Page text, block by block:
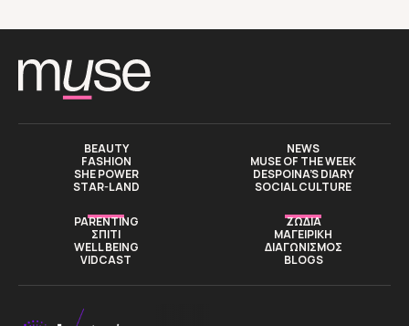
BEAUTY
FASHION
SHE POWER
STAR-LAND
NEWS
MUSE OF THE WEEK
DESPOINA’S DIARY
SOCIAL CULTURE
PARENTING
ΣΠΙΤΙ
WELL BEING
VIDCAST
ΖΩΔΙΑ
ΜΑΓΕΙΡΙΚΗ
ΔΙΑΓΩΝΙΣΜΟΣ
BLOGS